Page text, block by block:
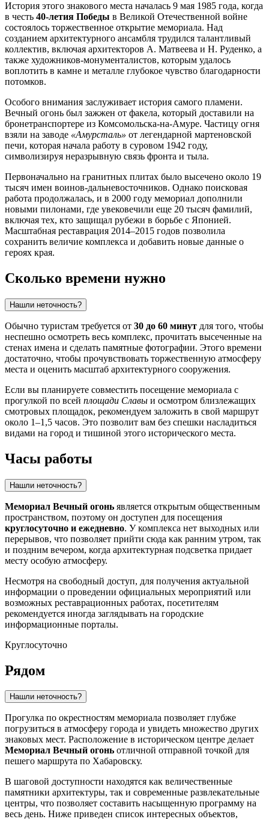
История этого знакового места началась 9 мая 1985 года, когда
в честь 40-летия Победы в Великой Отечественной войне
состоялось торжественное открытие мемориала. Над
созданием архитектурного ансамбля трудился талантливый
коллектив, включая архитекторов А. Матвеева и Н. Руденко, а
также художников-монументалистов, которым удалось
воплотить в камне и металле глубокое чувство благодарности
потомков.
Особого внимания заслуживает история самого пламени.
Вечный огонь был зажжен от факела, который доставили на
бронетранспортере из Комсомольска-на-Амуре. Частицу огня
взяли на заводе «Амурсталь» от легендарной мартеновской
печи, которая начала работу в суровом 1942 году,
символизируя неразрывную связь фронта и тыла.
Первоначально на гранитных плитах было высечено около 19
тысяч имен воинов-дальневосточников. Однако поисковая
работа продолжалась, и в 2000 году мемориал дополнили
новыми пилонами, где увековечили еще 20 тысяч фамилий,
включая тех, кто защищал рубежи в борьбе с Японией.
Масштабная реставрация 2014–2015 годов позволила
сохранить величие комплекса и добавить новые данные о
героях края.
Сколько времени нужно
Нашли неточность?
Обычно туристам требуется от 30 до 60 минут для того, чтобы
неспешно осмотреть весь комплекс, прочитать высеченные на
стенах имена и сделать памятные фотографии. Этого времени
достаточно, чтобы прочувствовать торжественную атмосферу
места и оценить масштаб архитектурного сооружения.
Если вы планируете совместить посещение мемориала с
прогулкой по всей площади Славы и осмотром близлежащих
смотровых площадок, рекомендуем заложить в свой маршрут
около 1–1,5 часов. Это позволит вам без спешки насладиться
видами на город и тишиной этого исторического места.
Часы работы
Нашли неточность?
Мемориал Вечный огонь является открытым общественным
пространством, поэтому он доступен для посещения
круглосуточно и ежедневно. У комплекса нет выходных или
перерывов, что позволяет прийти сюда как ранним утром, так
и поздним вечером, когда архитектурная подсветка придает
месту особую атмосферу.
Несмотря на свободный доступ, для получения актуальной
информации о проведении официальных мероприятий или
возможных реставрационных работах, посетителям
рекомендуется иногда заглядывать на городские
информационные порталы.
Круглосуточно
Рядом
Нашли неточность?
Прогулка по окрестностям мемориала позволяет глубже
погрузиться в атмосферу города и увидеть множество других
знаковых мест. Расположение в историческом центре делает
Мемориал Вечный огонь отличной отправной точкой для
пешего маршрута по Хабаровску.
В шаговой доступности находятся как величественные
памятники архитектуры, так и современные развлекательные
центры, что позволяет составить насыщенную программу на
весь день. Ниже приведен список интересных объектов,